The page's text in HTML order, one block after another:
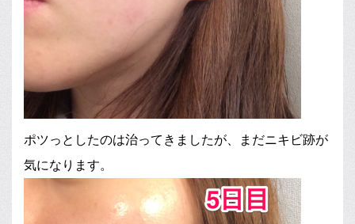
ポツっとしたのは治ってきましたが、まだニキビ跡が
気になります。